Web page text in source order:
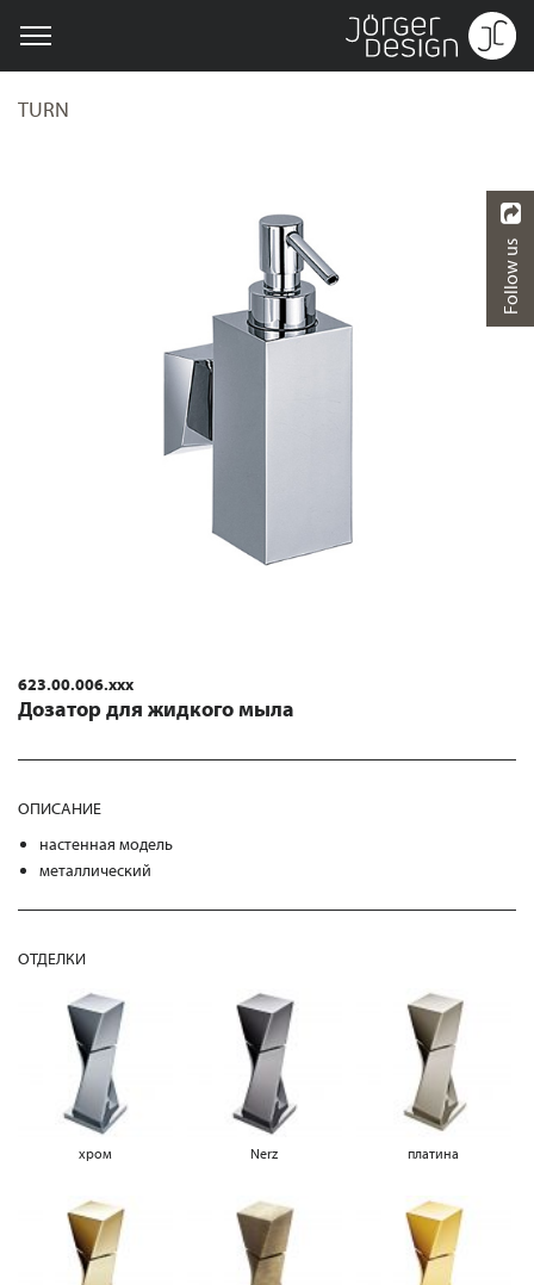
TURN
623.00.006.xxx
Дозатор для жидкого мыла
ОПИСАНИЕ
настенная модель
металлический
ОТДЕЛКИ
хром Nerz платина
Follow us